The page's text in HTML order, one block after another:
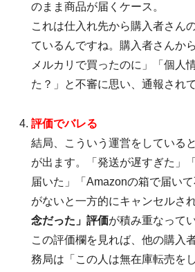
のまま商品が届くケース。
これは仕入れ先から購入者さん
ているんですね。購入者さんか
メルカリで買ったのに」「個人
た？」と不審に思い、通報され
評価でバレる
結局、こういう運営をしている
が出ます。「発送が遅すぎた」
届いた」「Amazonの箱で届い
がないと一方的にキャンセルさ
念だった」評価が積み重なって
この評価欄を見れば、他の購入
務局は「この人は無在庫転売を